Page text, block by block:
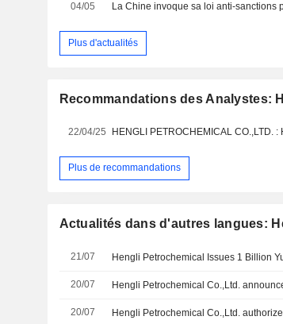
04/05
Plus d'actualités
Recommandations des Analystes:
22/04/25
Plus de recommandations
Actualités dans d'autres langues:
21/07 Hengli Petrochemical Issues 1 Billion
20/07
20/07 Hengli Petrochemical Co.,Ltd.